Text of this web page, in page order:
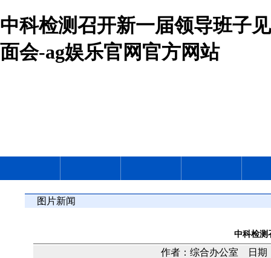
中科检测召开新一届领导班子见
面会-ag娱乐官网官方网站
图片新闻
中科检测
作者：综合办公室 日